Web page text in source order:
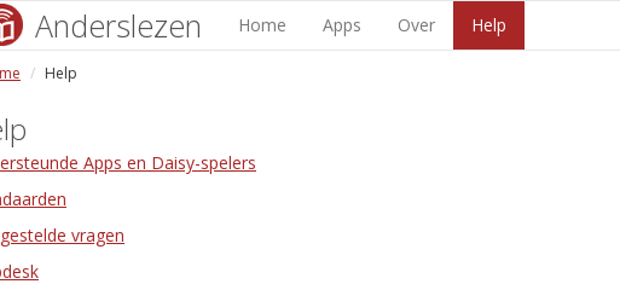
Anderslezen Home Apps Over Help
Help
Apps en Daisy-spelers
vragen